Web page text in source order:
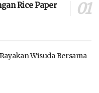
Rice Paper
Wisuda Bersama